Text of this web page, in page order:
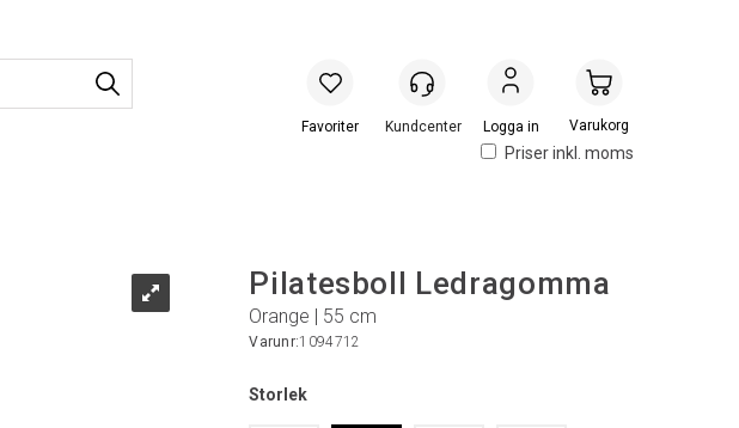
Priser inkl. moms
Logga in Handlevogn
Pilatesboll Ledragomma
Orange | 55 cm
Varunr:1094712
Storlek